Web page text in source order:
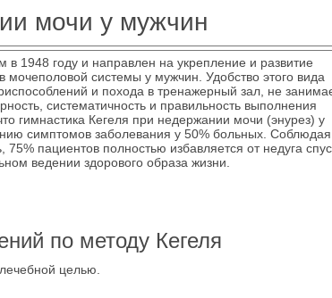
мочи у мужчин
1948 году и направлен на укрепление и развитие
системы у мужчин. Удобство этого вида
и похода в тренажерный зал, не
систематичность и правильность выполнения
гимнастика Кегеля при недержании мочи (энурез) у
симптомов заболевания у 50% больных. Соблюдая
пациентов полностью избавляется от недуга
ведении здорового образа жизни.
по методу Кегеля
целью.